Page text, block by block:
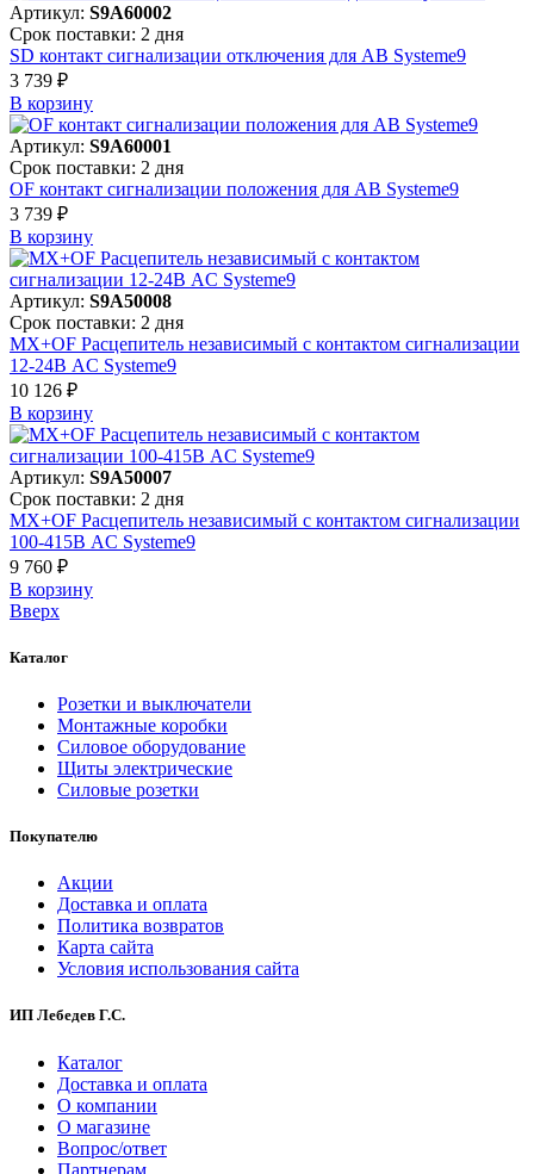
Артикул: S9A60002
Срок поставки: 2 дня
SD контакт сигнализации отключения для АВ Systeme9
3 739 ₽
В корзинy
Артикул: S9A60001
Срок поставки: 2 дня
OF контакт сигнализации положения для АВ Systeme9
3 739 ₽
В корзинy
Артикул: S9A50008
Срок поставки: 2 дня
MX+OF Расцепитель независимый с контактом сигнализации
12-24В AC Systeme9
10 126 ₽
В корзинy
Артикул: S9A50007
Срок поставки: 2 дня
MX+OF Расцепитель независимый с контактом сигнализации
100-415В AC Systeme9
9 760 ₽
В корзинy
Вверх
Каталог
Розетки и выключатели
Монтажные коробки
Силовое оборудование
Щиты электрические
Силовые розетки
Покупателю
Акции
Доставка и оплата
Политика возвратов
Карта сайта
Условия использования сайта
ИП Лебедев Г.С.
Каталог
Доставка и оплата
О компании
О магазине
Вопрос/ответ
Партнерам